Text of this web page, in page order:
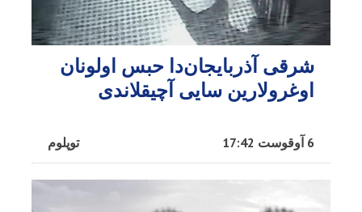
شرقی آذربایجان‌دا حبس اولونان
اوغرولارین سایی آچیقلاندی
توپلوم 6 آوقوست 17:42